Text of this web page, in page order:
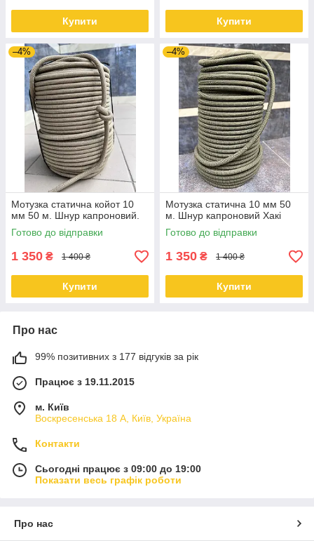
Купити Купити
–4%
Мотузка статична койот 10
мм 50 м. Шнур капроновий.
Готово до відправки
1 350 ₴ 1 400 ₴
Купити
–4%
Мотузка статична 10 мм 50
м. Шнур капроновий Хакі
Готово до відправки
1 350 ₴ 1 400 ₴
Купити
Про нас
99% позитивних з 177 відгуків за рік
Працює з 19.11.2015
м. Київ
Воскресенська 18 А, Київ, Україна
Контакти
Сьогодні працює з 09:00 до 19:00
Показати весь графік роботи
Про нас